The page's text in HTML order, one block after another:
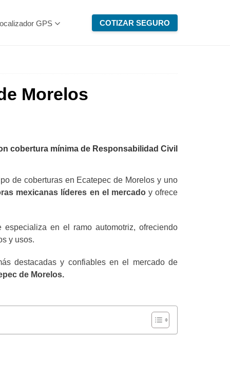
GPS COTIZAR SEGURO
Morelos
cobertura mínima de Responsabilidad Civil
de coberturas en Ecatepec de Morelos y uno
mexicanas líderes en el mercado y ofrece
en el ramo automotriz, ofreciendo
y usos.
destacadas y confiables en el mercado de
de Morelos.